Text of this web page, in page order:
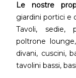
Le nostre
giardini portici e
Tavoli, sedie,
poltrone
divani, cuscini,
tavolini bassi,